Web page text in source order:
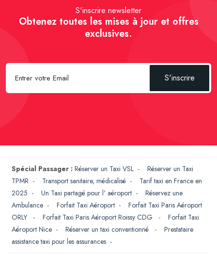
S'inscrire newsletter
Obtenez toutes les mises à jour et offres
exclusives.
S'inscrire
Spécial Passager : Réserver un Taxi VSL - Réserver un Taxi
TPMR - Transport sanitaire, médicalisé - Tarif taxi en France en
2025 - Un Taxi partagé pour l' aéroport - Réservez une
Ambulance - Forfait Taxi Aéroport - Forfait Taxi Paris Aéroport
ORLY
- Forfait Taxi Paris Aéroport Roissy CDG - Forfait Taxi
Aéroport Nice - Réserver un taxi conventionné - Prestataire
assistance taxi pour les assurances -